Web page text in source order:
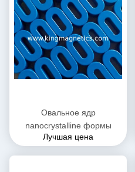
Овальное ядр
nanocrystalline формы
Лучшая цена